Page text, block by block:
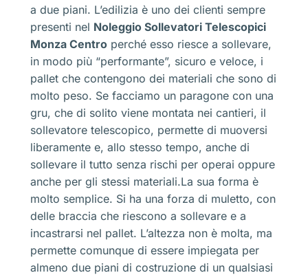
a due piani. L’edilizia è uno dei clienti sempre
presenti nel Noleggio Sollevatori Telescopici
Monza Centro perché esso riesce a sollevare,
in modo più “performante”, sicuro e veloce, i
pallet che contengono dei materiali che sono di
molto peso. Se facciamo un paragone con una
gru, che di solito viene montata nei cantieri, il
sollevatore telescopico, permette di muoversi
liberamente e, allo stesso tempo, anche di
sollevare il tutto senza rischi per operai oppure
anche per gli stessi materiali.La sua forma è
molto semplice. Si ha una forza di muletto, con
delle braccia che riescono a sollevare e a
incastrarsi nel pallet. L’altezza non è molta, ma
permette comunque di essere impiegata per
almeno due piani di costruzione di un qualsiasi